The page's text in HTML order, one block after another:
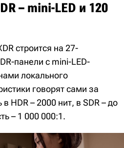
– mini-LED и 120
строится на 27-
панели с mini-LED-
локального
говорят сами за
HDR – 2000 нит, в SDR – до
– 1 000 000:1.